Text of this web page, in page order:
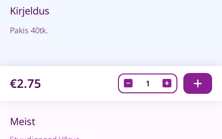
Kirjeldus
Pakis 40tk.
€2.75
Needid,
3mm,
Meist